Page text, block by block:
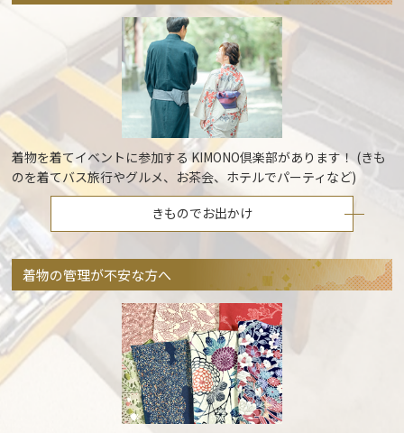
着物を着てイベントに参加する KIMONO倶楽部があります！ (きも
のを着てバス旅行やグルメ、お茶会、ホテルでパーティなど)
きものでお出かけ
着物の管理が不安な方へ